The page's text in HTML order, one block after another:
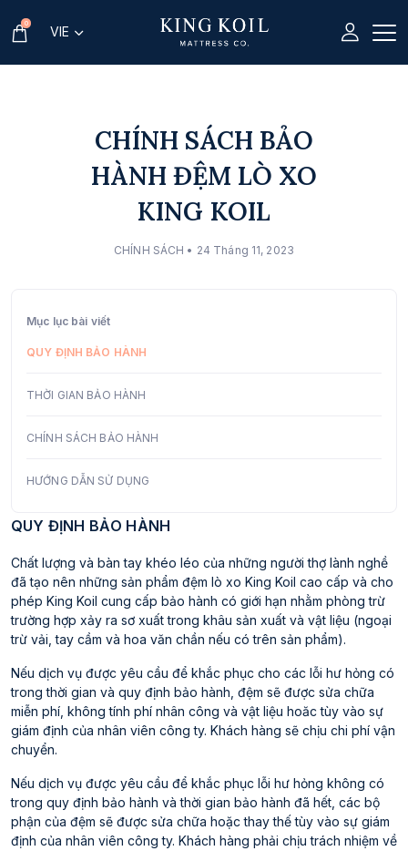
0
VIE
CHÍNH SÁCH BẢO
HÀNH ĐỆM LÒ XO
KING KOIL
CHÍNH SÁCH • 24 Tháng 11, 2023
Mục lục bài viết
QUY ĐỊNH BẢO HÀNH
THỜI GIAN BẢO HÀNH
CHÍNH SÁCH BẢO HÀNH
HƯỚNG DẪN SỬ DỤNG
QUY ĐỊNH BẢO HÀNH
Chất lượng và bàn tay khéo léo của những người thợ lành nghề
đã tạo nên những sản phẩm đệm lò xo King Koil cao cấp và cho
phép King Koil cung cấp bảo hành có giới hạn nhằm phòng trừ
trường hợp xảy ra sơ xuất trong khâu sản xuất và vật liệu (ngoại
trừ vải, tay cầm và hoa văn chần nếu có trên sản phẩm).
Nếu dịch vụ được yêu cầu để khắc phục cho các lỗi hư hỏng có
trong thời gian và quy định bảo hành, đệm sẽ được sửa chữa
miễn phí, không tính phí nhân công và vật liệu hoăc tùy vào sự
giám định của nhân viên công ty. Khách hàng sẽ chịu chi phí vận
chuyển.
Nếu dịch vụ được yêu cầu để khắc phục lỗi hư hỏng không có
trong quy định bảo hành và thời gian bảo hành đã hết, các bộ
phận của đệm sẽ được sửa chữa hoặc thay thế tùy vào sự giám
định của nhân viên công ty. Khách hàng phải chịu trách nhiệm về